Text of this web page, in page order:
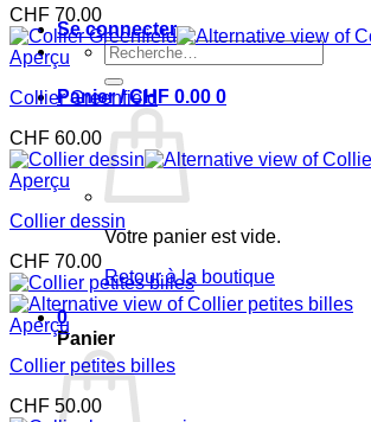
Se connecter
Recherche
pour :
Panier /CHF 0.00 0
Votre panier est vide.
Retour à la boutique
0
Panier
CHF 70.00
Aperçu
Collier Greenfield
CHF 60.00
Aperçu
Collier dessin
CHF 70.00
Aperçu
Collier petites billes
CHF 50.00